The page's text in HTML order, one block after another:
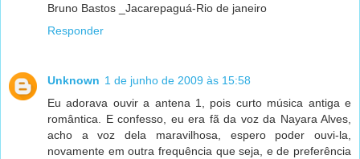
Bruno Bastos _Jacarepaguá-Rio de janeiro
Responder
Unknown 1 de junho de 2009 às 15:58
Eu adorava ouvir a antena 1, pois curto música antiga e
romântica. E confesso, eu era fã da voz da Nayara Alves,
acho a voz dela maravilhosa, espero poder ouvi-la,
novamente em outra frequência que seja, e de preferência